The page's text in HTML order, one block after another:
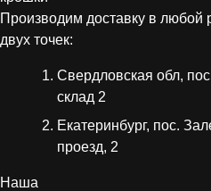
Производим доставку в любой
двух точек:
Свердловская обл,
склад 2
Екатеринбург, пос.
проезд, 2
Наша